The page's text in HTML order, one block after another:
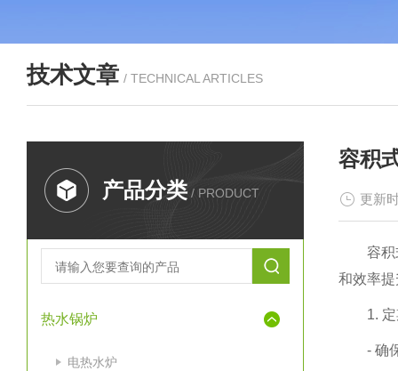
技术文章 / TECHNICAL ARTICLES
产品分类 / PRODUCT
热水锅炉
电热水炉
容积
更新
容
和效率
1.
- 确